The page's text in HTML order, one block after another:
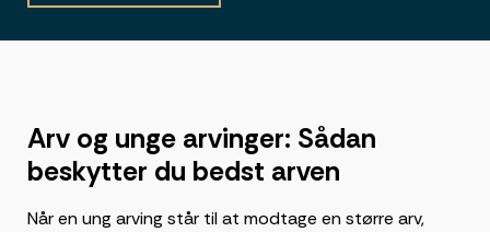
Arv og unge arvinger: Sådan
beskytter du bedst arven
Når en ung arving står til at modtage en større arv,